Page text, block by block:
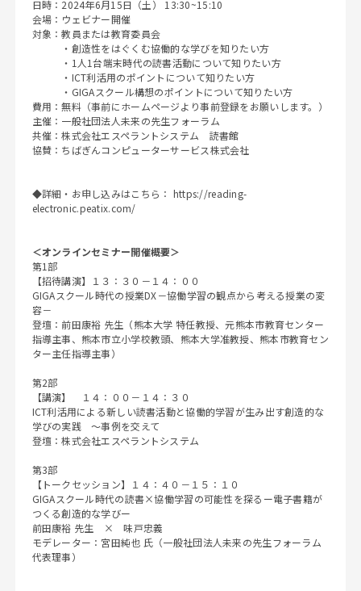
日時：2024年6月15日（土） 13:30~15:10
会場：ウェビナー開催
対象：教員または教育委員会
・創造性をはぐくむ協働的な学びを知りたい方
・1人1台端末時代の読書活動について知りたい方
・ICT利活用のポイントについて知りたい方
・GIGAスクール構想のポイントについて知りたい方
費用：無料（事前にホームページより事前登録をお願いします。）
主催：一般社団法人未来の先生フォーラム
共催：株式会社エスペラントシステム 読書館
協賛：ちばぎんコンピューターサービス株式会社
◆詳細・お申し込みはこちら： https://reading-
electronic.peatix.com/
＜オンラインセミナー開催概要＞
第1部
【招待講演】１３：３０－１４：００
GIGAスクール時代の授業DX－協働学習の観点から考える授業の変
容－
登壇：前田康裕 先生（熊本大学 特任教授、元熊本市教育センター
指導主事、熊本市立小学校教頭、熊本大学准教授、熊本市教育セン
ター主任指導主事）
第2部
【講演】 １４：００－１４：３０
ICT利活用による新しい読書活動と協働的学習が生み出す創造的な
学びの実践 ～事例を交えて
登壇：株式会社エスペラントシステム
第3部
【トークセッション】１４：４０－１５：１０
GIGAスクール時代の読書×協働学習の可能性を探るー電子書籍が
つくる創造的な学びー
前田康裕 先生 × 味戸忠義
モデレーター：宮田純也 氏（一般社団法人未来の先生フォーラム
代表理事）